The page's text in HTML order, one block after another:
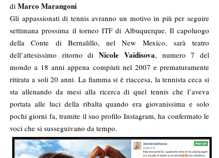
di Marco Marangoni
Gli appassionati di tennis avranno un motivo in più per seguire
settimana prossima il torneo ITF di Albuquerque. Il capoluogo
della Conte di Bernalillo, nel New Mexico, sarà teatro
dell’attesissimo ritorno diNicole Vaidisova, numero 7 del
mondo a 18 anni appena compiuti nel 2007 e prematuramente
ritirata a soli 20 anni. La fiamma si è riaccesa, la tennista ceca si
sta allenando da mesi alla ricerca di quel tennis che l’aveva
portata alle luci della ribalta quando era giovanissima e solo
pochi giorni fa, tramite il suo profilo Instagram, ha confermato le
voci che si susseguivano da tempo.